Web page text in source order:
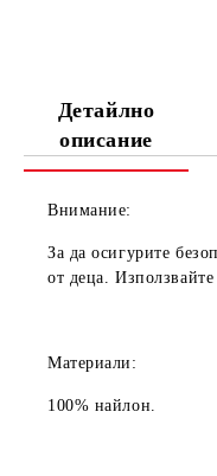
Детайлно
описание
Внимание:
За да осигурите
от деца.
Материали:
100% найлон.